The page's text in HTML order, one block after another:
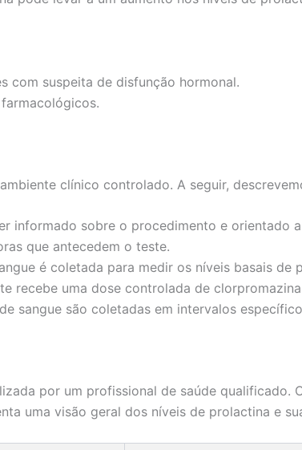
com suspeita de disfunção hormonal.
clínico controlado. A seguir,
informado sobre o procedimento e orientado
que antecedem o teste.
é coletada para medir os níveis basais de
recebe uma dose controlada de
sangue são coletadas em intervalos
por um profissional de saúde qualificado.
uma visão geral dos níveis de prolactina e